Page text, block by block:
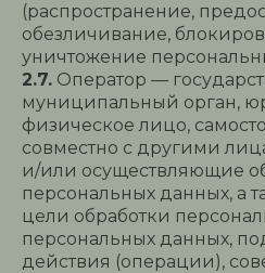
(распространение,
обезличивание,
уничтожение
2.7. Оператор —
муниципальный орган,
физическое лицо,
совместно с другими
и/или осуществляющие
персональных данных, а
цели обработки
персональных данных,
действия (операции),